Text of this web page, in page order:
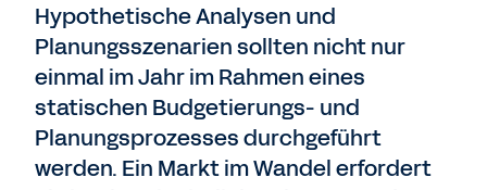
Hypothetische Analysen und
Planungsszenarien sollten nicht nur
einmal im Jahr im Rahmen eines
statischen Budgetierungs- und
Planungsprozesses durchgeführt
werden. Ein Markt im Wandel erfordert